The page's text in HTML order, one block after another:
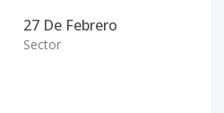
27 De Febrero
Sector